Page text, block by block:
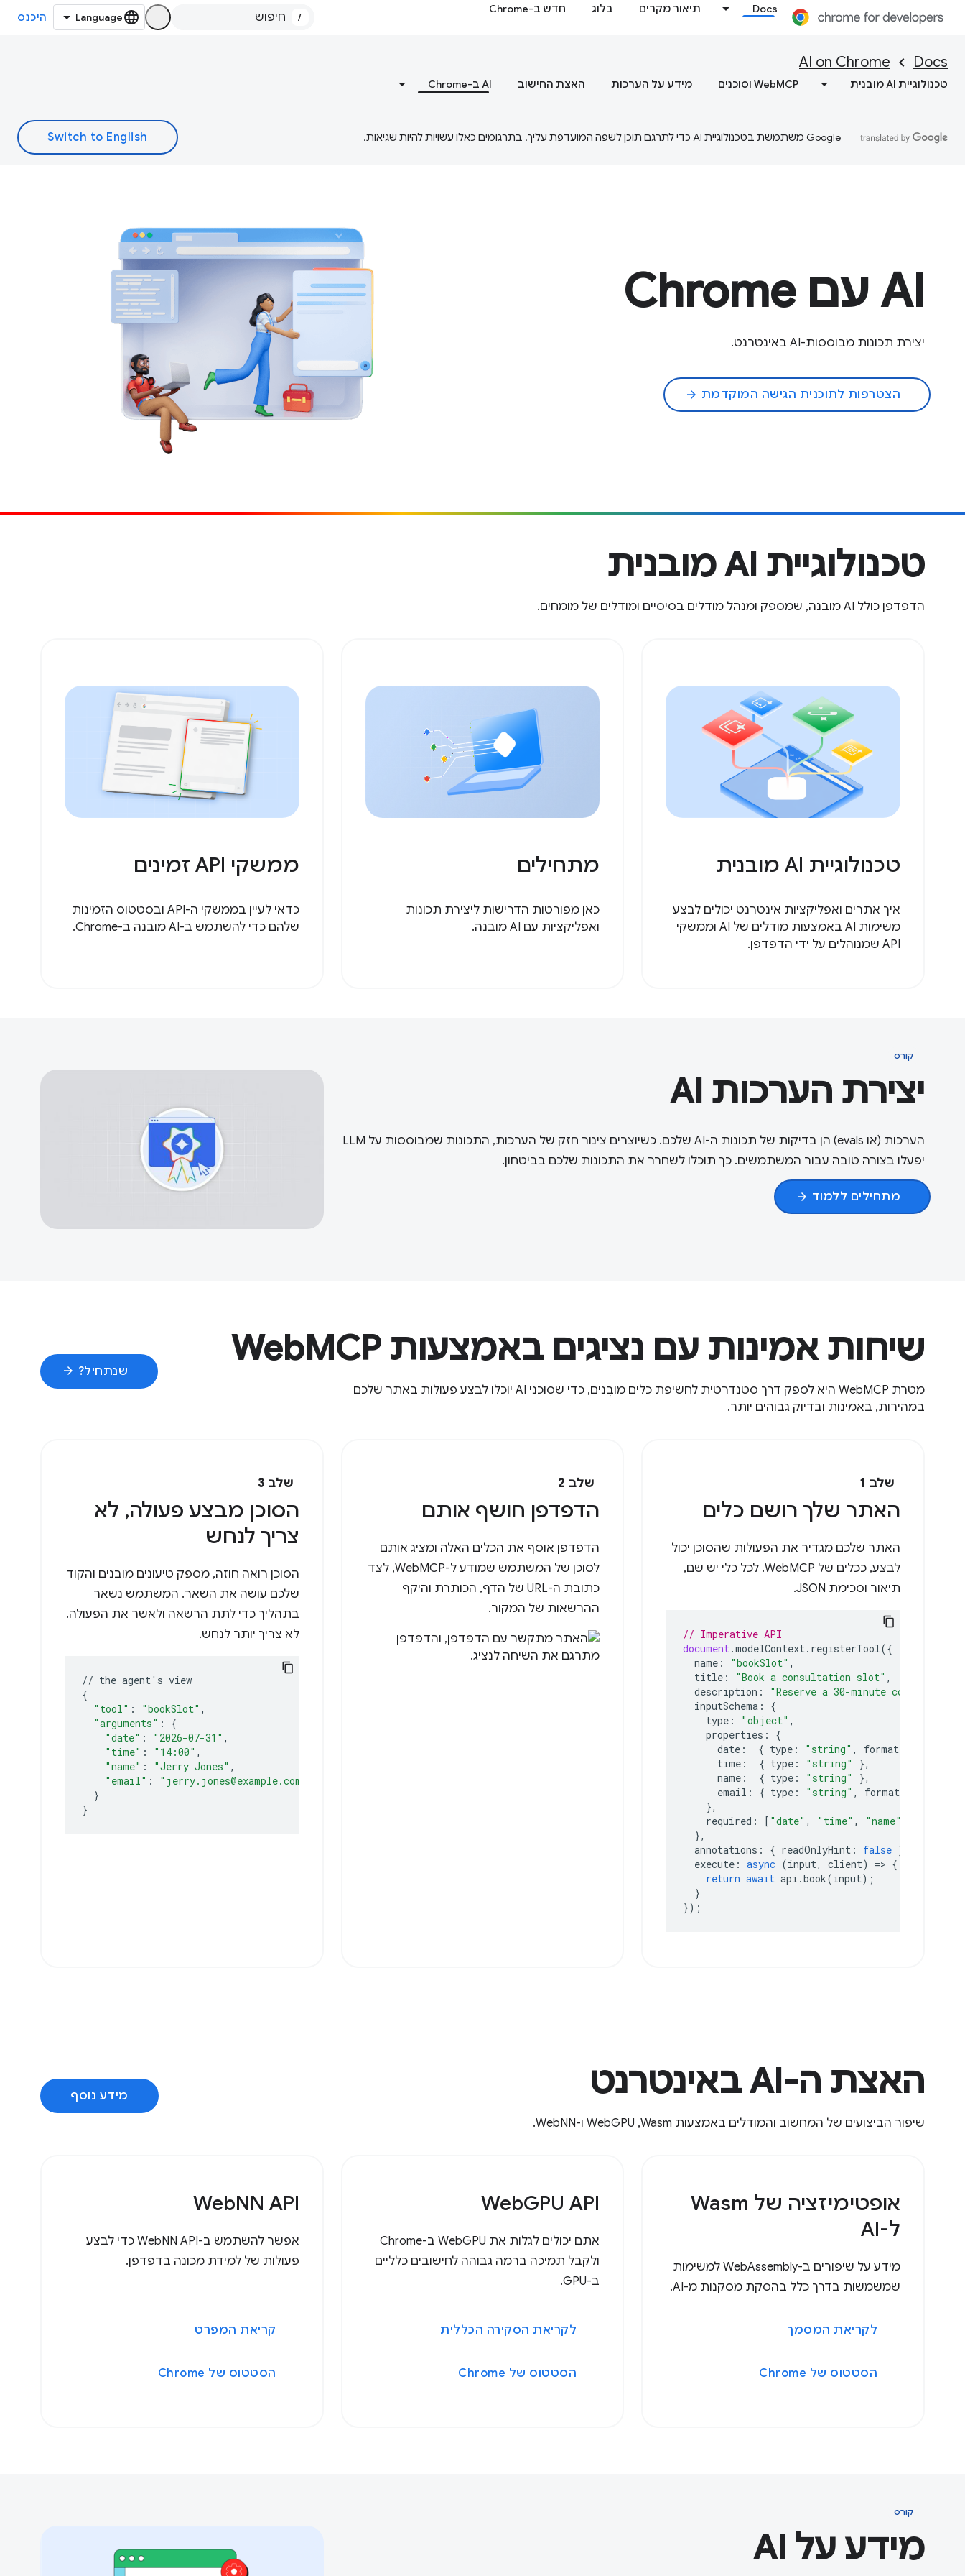
Docs תיאור מקרים בלוג חדש ב-Chrome
/ היכנס
Docs
AI on Chrome
טכנולוגיית AI מובנית WebMCP וסוכנים מידע על הערכות האצת החישוב ‫AI ב-Chrome
‫Google משתמשת בטכנולוגיית AI כדי לתרגם תוכן לשפה המועדפת עליך. בתרגומים כאלו עשויות להיות שגיאות.
‫AI עם Chrome
יצירת תכונות מבוססות-AI באינטרנט.
הצטרפות לתוכנית הגישה המוקדמת arrow_forward
טכנולוגיית AI מובנית
הדפדפן כולל AI מובנה, שמספק ומנהל מודלים בסיסיים ומודלים של מומחים.
טכנולוגיית AI מובנית
איך אתרים ואפליקציות אינטרנט יכולים לבצע
משימות AI באמצעות מודלים של AI וממשקי
API שמנוהלים על ידי הדפדפן.
מתחילים
כאן מפורטות הדרישות ליצירת תכונות
ואפליקציות עם AI מובנה.
ממשקי API זמינים
כדאי לעיין בממשקי ה-API ובסטטוס הזמינות
שלהם כדי להשתמש ב-AI מובנה ב-Chrome.
קורס
יצירת הערכות AI
הערכות (או evals) הן בדיקות של תכונות ה-AI שלכם. כשיוצרים צינור חזק של הערכות, התכונות שמבוססות על LLM
יפעלו בצורה טובה עבור המשתמשים. כך תוכלו לשחרר את התכונות שלכם בביטחון.
מתחילים ללמוד arrow_forward
שיחות אמינות עם נציגים באמצעות WebMCP
מטרת WebMCP היא לספק דרך סטנדרטית לחשיפת כלים מובְנים, כדי שסוכני AI יוכלו לבצע פעולות באתר שלכם
במהירות, באמינות ובדיוק גבוהים יותר.
שנתחיל? arrow_forward
שלב 1
האתר שלך רושם כלים
האתר שלכם מגדיר את הפעולות שהסוכן יכול
לבצע, ככלים של WebMCP. לכל כלי יש שם,
תיאור וסכימת JSON.
// Imperative API
document .modelContext . registerTool ({
name : "bookSlot" ,
title : "Book a consultation slot" ,
description :
"Reserve a 30-minute
inputSchema :
{
type : "object" ,
properties :
{
date : { type : "string" , format
time : { type : "string"
},
name : { type : "string"
},
email : { type : "string" , format
},
required : [ "date" , "time" , "name"
},
annotations : { readOnlyHint : false },
execute : async (input, client) => {
return await api .book(input);
}
});
שלב 2
הדפדפן חושף אותם
הדפדפן אוסף את הכלים האלה ומציג אותם
לסוכן של המשתמש שמודע ל-WebMCP, לצד
כתובת ה-URL של הדף, הכותרת והיקף
ההרשאות של המקור.
שלב 3
הסוכן מבצע פעולה, לא
צריך לנחש
הסוכן רואה חוזה, מספק טיעונים מובנים והקוד
שלכם עושה את השאר. המשתמש נשאר
בתהליך כדי לתת הרשאה ולאשר את הפעולה.
לא צריך יותר לנחש.
// the agent ' s
{
"tool" : "bookSlot"
"arguments" :
{
"date" : "2026-07-31"
"time" : "14:00"
"name" : "Jerry Jones"
"email" :
"jerry.jones@example.com"
}
}
האצת ה-AI באינטרנט
שיפור הביצועים של המחשוב והמודלים באמצעות Wasm,‏ WebGPU ו-WebNN.
מידע נוסף
אופטימיזציה של Wasm
ל-AI
מידע על שיפורים ב-WebAssembly למשימות
שמשמשות בדרך כלל בהסקת מסקנות מ-AI.
לקריאת המסמך
הסטטוס של Chrome
WebGPU API
אתם יכולים לגלות את WebGPU ב-Chrome
ולקבל תמיכה ברמה גבוהה לחישובים כלליים
ב-GPU.
לקריאת הסקירה הכללית
הסטטוס של Chrome
WebNN API
אפשר להשתמש ב-WebNN API כדי לבצע
פעולות של למידת מכונה בדפדפן.
קריאת המפרט
הסטטוס של Chrome
קורס
מידע על AI